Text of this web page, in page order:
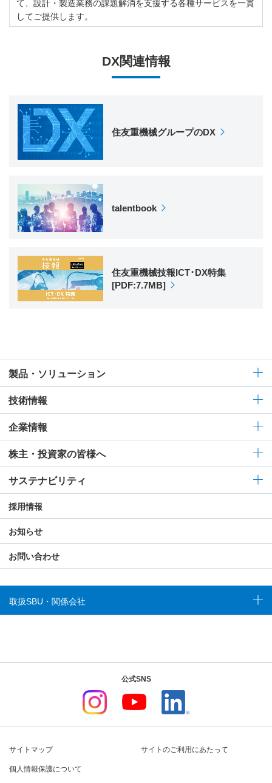
て、設計・製造業務の課題解消を支援する各種サービスを一貫
してご提供します。
DX関連情報
住友重機械グループのDX
talentbook
住友重機械技報ICT･DX特集
[PDF:7.7MB]
製品・ソリューション
技術情報
企業情報
株主・投資家の皆様へ
サステナビリティ
採用情報
お知らせ
お問い合わせ
取扱SBU・関係会社
公式SNS
サイトマップ サイトのご利用にあたって
個人情報保護について